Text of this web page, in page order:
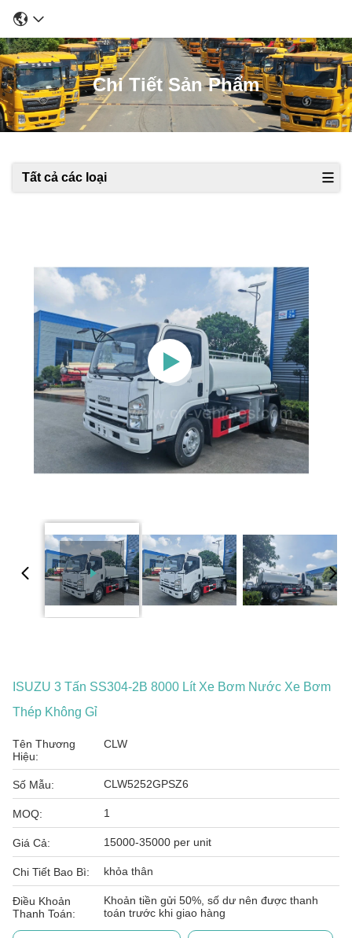
Chi Tiết Sản Phẩm
Tất cả các loại
ISUZU 3 Tấn SS304-2B 8000 Lít Xe Bơm Nước Xe Bơm
Thép Không Gỉ
Tên Thương
Hiệu:
CLW
Số Mẫu: CLW5252GPSZ6
MOQ: 1
Giá Cả: 15000-35000 per unit
Chi Tiết Bao Bì: khỏa thân
Điều Khoản
Thanh Toán:
Khoản tiền gửi 50%, số dư nên được thanh
toán trước khi giao hàng